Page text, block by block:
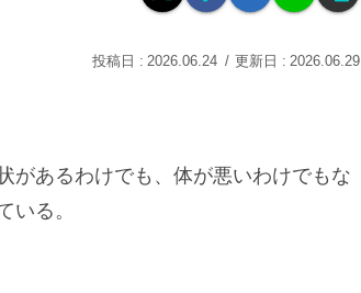
2026.06.24 2026.06.29
があるわけでも、体が悪いわけでもな
いる。